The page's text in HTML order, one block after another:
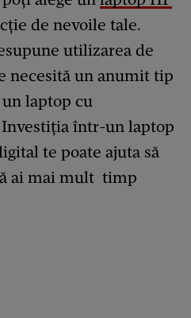
de nevoile tale.
utilizarea de
necesită un anumit tip
laptop cu
într-un laptop
te poate ajuta să
ai mai mult timp